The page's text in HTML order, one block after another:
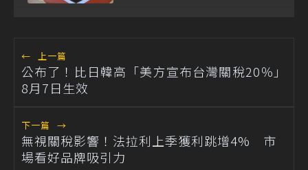
← 上一篇
公布了！比日韓高「美方宣布台灣關稅20％」
8月7日生效
下一篇 →
無視關稅影響！法拉利上季獲利跳增4% 市
場看好品牌吸引力